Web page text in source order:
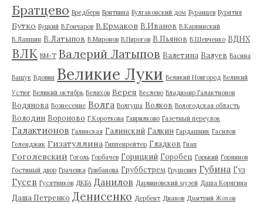
Братцево Бредбери Бритвина Булгаковский дом Буранцев Бурятия
Бутко Буцкий В.Гончаров В.Ермаков В.Иванов В.Карпинский
В.Лапшин В.Латыпов В.Миронов В.Пирогов В.Пьянов В.Шевченко ВДНХ
ВЛК ВМ-Т Валерий Латыпов Валетина Валуев Васина
Ващук Вдовин Великие Луки Великий Новгород Великий
Устюг Великий октябрь Велихов Верея Веслево Владимир Галактионов
Водянова Вознесение Волга Волгуша Волков Вологодская область
Володин Вороново Г.Короткова Гаврилково Газетный переулок
Галактионов Галинская Галинский Галкин Гардашник Гасилов
Геленджик Гизатуллина Гиппенрейтер Гладков Гнап
Гоголевский Гоголь Горбачев Горицкий Горобец Горький Горяинов
Гостиный двор Грачевка Грибанова Груббстрем Грушевич Губина Гуз
Гусев Гусятников ДКБА Данилов Дарвиновский музей Даша Корягина
Даша Петренко Денисенко Дербент Дианов Дмитрий Жохов